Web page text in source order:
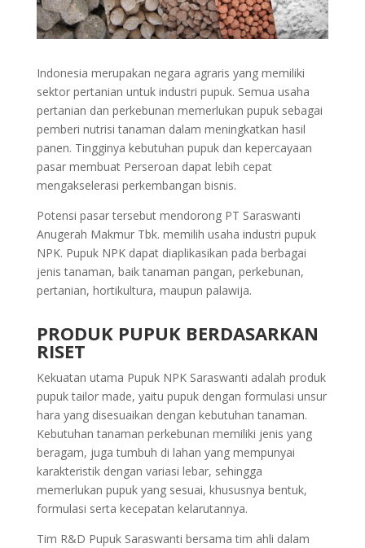
Indonesia merupakan negara agraris yang memiliki
sektor pertanian untuk industri pupuk. Semua usaha
pertanian dan perkebunan memerlukan pupuk sebagai
pemberi nutrisi tanaman dalam meningkatkan hasil
panen. Tingginya kebutuhan pupuk dan kepercayaan
pasar membuat Perseroan dapat lebih cepat
mengakselerasi perkembangan bisnis.
Potensi pasar tersebut mendorong PT Saraswanti
Anugerah Makmur Tbk. memilih usaha industri pupuk
NPK. Pupuk NPK dapat diaplikasikan pada berbagai
jenis tanaman, baik tanaman pangan, perkebunan,
pertanian, hortikultura, maupun palawija.
PRODUK PUPUK BERDASARKAN
RISET
Kekuatan utama Pupuk NPK Saraswanti adalah produk
pupuk tailor made, yaitu pupuk dengan formulasi unsur
hara yang disesuaikan dengan kebutuhan tanaman.
Kebutuhan tanaman perkebunan memiliki jenis yang
beragam, juga tumbuh di lahan yang mempunyai
karakteristik dengan variasi lebar, sehingga
memerlukan pupuk yang sesuai, khususnya bentuk,
formulasi serta kecepatan kelarutannya.
Tim R&D Pupuk Saraswanti bersama tim ahli dalam